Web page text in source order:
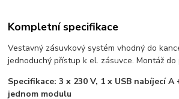
Kompletní specifikace
Vestavný zásuvkový systém vhodný do
jednoduchý přístup k el. zásuvce. Montáž
Specifikace: 3 x 230 V, 1 x USB nabíjecí A
jednom modulu